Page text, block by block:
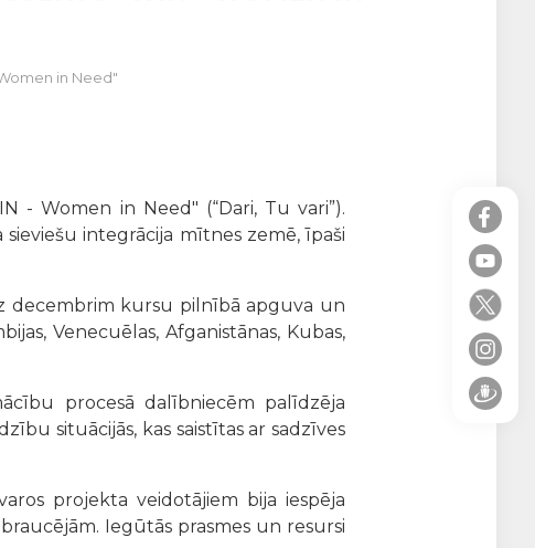
in Need"
- Women in Need" (“Dari, Tu vari”).
integrācija mītnes zemē, īpaši
decembrim kursu pilnībā apguva un
Venecuēlas, Afganistānas, Kubas,
procesā dalībniecēm palīdzēja
situācijās, kas saistītas ar sadzīves
projekta veidotājiem bija iespēja
Iegūtās prasmes un resursi